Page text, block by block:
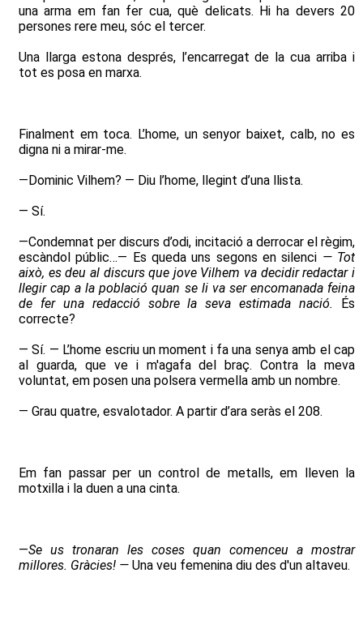
una arma em fan fer cua, què delicats. Hi ha devers 20
persones rere meu, sóc el tercer.
Una llarga estona després, l’encarregat de la cua arriba i
tot es posa en marxa.
Finalment em toca. L’home, un senyor baixet, calb, no es
digna ni a mirar-me.
—Dominic Vilhem? — Diu l’home, llegint d’una llista.
— Sí.
—Condemnat per discurs d’odi, incitació a derrocar el règim,
escàndol públic…— Es queda uns segons en silenci — Tot
això, es deu al discurs que jove Vilhem va decidir redactar i
llegir cap a la població quan se li va ser encomanada feina
de fer una redacció sobre la seva estimada nació. És
correcte?
— Sí. — L’home escriu un moment i fa una senya amb el cap
al guarda, que ve i m'agafa del braç. Contra la meva
voluntat, em posen una polsera vermella amb un nombre.
— Grau quatre, esvalotador. A partir d’ara seràs el 208.
Em fan passar per un control de metalls, em lleven la
motxilla i la duen a una cinta.
—Se us tronaran les coses quan comenceu a mostrar
millores. Gràcies! — Una veu femenina diu des d'un altaveu.